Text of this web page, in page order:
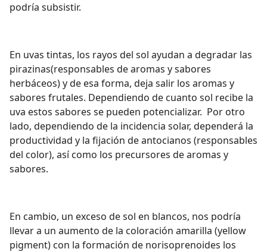
podría subsistir.
En uvas tintas, los rayos del sol ayudan a degradar las
pirazinas(responsables de aromas y sabores
herbáceos) y de esa forma, deja salir los aromas y
sabores frutales. Dependiendo de cuanto sol recibe la
uva estos sabores se pueden potencializar. Por otro
lado, dependiendo de la incidencia solar, dependerá la
productividad y la fijación de antocianos (responsables
del color), así como los precursores de aromas y
sabores.
En cambio, un exceso de sol en blancos, nos podría
llevar a un aumento de la coloración amarilla (yellow
pigment) con la formación de norisoprenoides los